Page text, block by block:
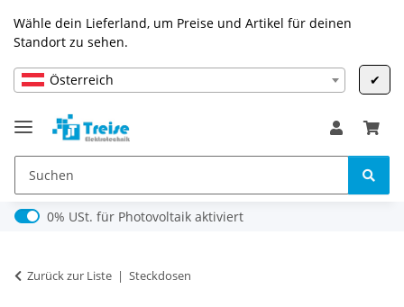
Wähle dein Lieferland, um Preise und Artikel für deinen
Standort zu sehen.
Österreich ✔
0% USt. für Photovoltaik (§ 12 Abs. 3 UStG)
0% USt. für Photovoltaik aktiviert
Zurück zur Liste Steckdosen